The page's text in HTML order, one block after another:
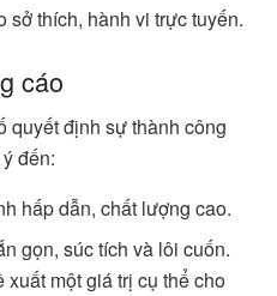
sở thích, hành vi trực tuyến.
cáo
quyết định sự thành công
đến:
hấp dẫn, chất lượng cao.
gọn, súc tích và lôi cuốn.
một giá trị cụ thể cho